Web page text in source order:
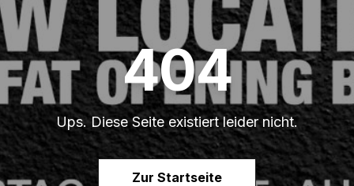
404
Ups. Diese Seite existiert leider nicht.
Zur Startseite